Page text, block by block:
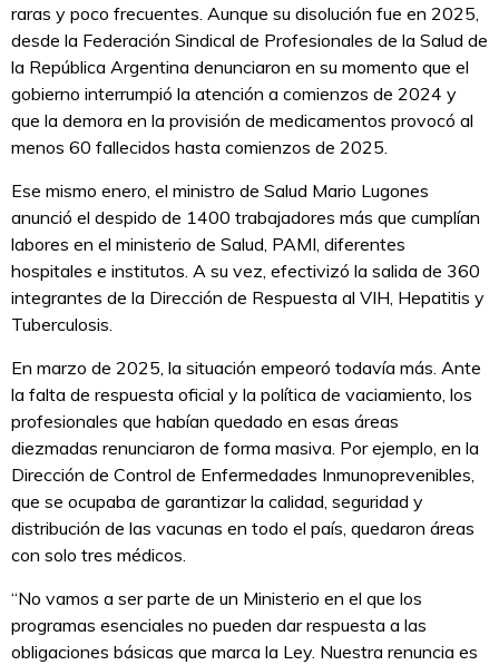
raras y poco frecuentes. Aunque su disolución fue en 2025,
desde la Federación Sindical de Profesionales de la Salud de
la República Argentina denunciaron en su momento que el
gobierno interrumpió la atención a comienzos de 2024 y
que la demora en la provisión de medicamentos provocó al
menos 60 fallecidos hasta comienzos de 2025.
Ese mismo enero, el ministro de Salud Mario Lugones
anunció el despido de 1400 trabajadores más que cumplían
labores en el ministerio de Salud, PAMI, diferentes
hospitales e institutos. A su vez, efectivizó la salida de 360
integrantes de la Dirección de Respuesta al VIH, Hepatitis y
Tuberculosis.
En marzo de 2025, la situación empeoró todavía más. Ante
la falta de respuesta oficial y la política de vaciamiento, los
profesionales que habían quedado en esas áreas
diezmadas renunciaron de forma masiva. Por ejemplo, en la
Dirección de Control de Enfermedades Inmunoprevenibles,
que se ocupaba de garantizar la calidad, seguridad y
distribución de las vacunas en todo el país, quedaron áreas
con solo tres médicos.
“No vamos a ser parte de un Ministerio en el que los
programas esenciales no pueden dar respuesta a las
obligaciones básicas que marca la Ley. Nuestra renuncia es